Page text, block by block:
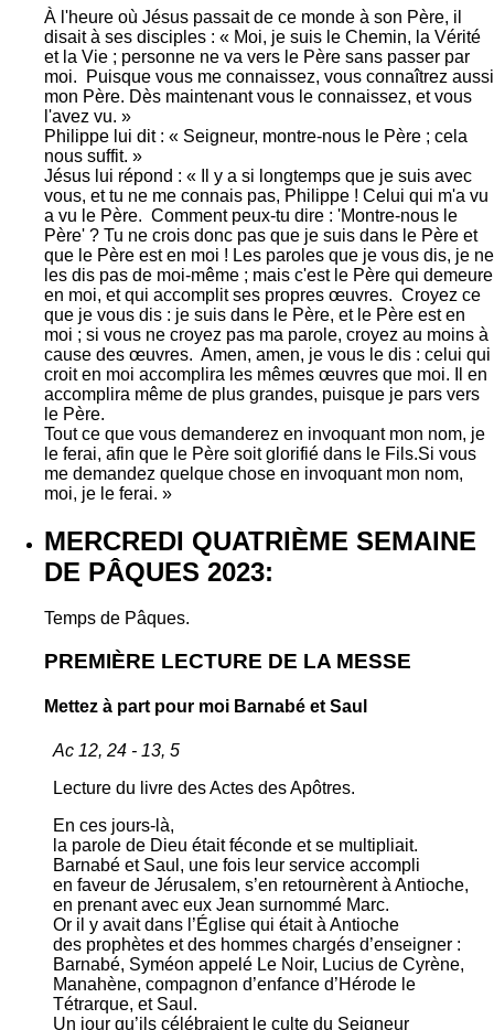
À l'heure où Jésus passait de ce monde à son Père, il
disait à ses disciples : « Moi, je suis le Chemin, la Vérité
et la Vie ; personne ne va vers le Père sans passer par
moi.
Puisque vous me connaissez, vous connaîtrez aussi
mon Père. Dès maintenant vous le connaissez, et vous
l'avez vu. »
Philippe lui dit : « Seigneur, montre-nous le Père ; cela
nous suffit. »
Jésus lui répond : « Il y a si longtemps que je suis avec
vous, et tu ne me connais pas, Philippe ! Celui qui m'a vu
a vu le Père. Comment peux-tu dire : 'Montre-nous le
Père' ? Tu ne crois donc pas que je suis dans le Père et
que le Père est en moi ! Les paroles que je vous dis, je ne
les dis pas de moi-même ; mais c'est le Père qui demeure
en moi, et qui accomplit ses propres œuvres. Croyez ce
que je vous dis : je suis dans le Père, et le Père est en
moi ; si vous ne croyez pas ma parole, croyez au moins à
cause des œuvres. Amen, amen, je vous le dis : celui qui
croit en moi accomplira les mêmes œuvres que moi. Il en
accomplira même de plus grandes, puisque je pars vers
le Père.
Tout ce que vous demanderez en invoquant mon nom, je
le ferai, afin que le Père soit glorifié dans le Fils.Si vous
me demandez quelque chose en invoquant mon nom,
moi, je le ferai. »
MERCREDI QUATRIÈME SEMAINE
DE PÂQUES 2023:
Temps de Pâques.
PREMIÈRE LECTURE DE LA MESSE
Mettez à part pour moi Barnabé et Saul
Ac 12, 24 - 13, 5
Lecture du livre des Actes des Apôtres.
En ces jours-là,
la parole de Dieu était féconde et se multipliait.
Barnabé et Saul, une fois leur service accompli
en faveur de Jérusalem, s’en retournèrent à Antioche,
en prenant avec eux Jean surnommé Marc.
Or il y avait dans l’Église qui était à Antioche
des prophètes et des hommes chargés d’enseigner :
Barnabé, Syméon appelé Le Noir, Lucius de Cyrène,
Manahène, compagnon d’enfance d’Hérode le
Tétrarque, et Saul.
Un jour qu’ils célébraient le culte du Seigneur